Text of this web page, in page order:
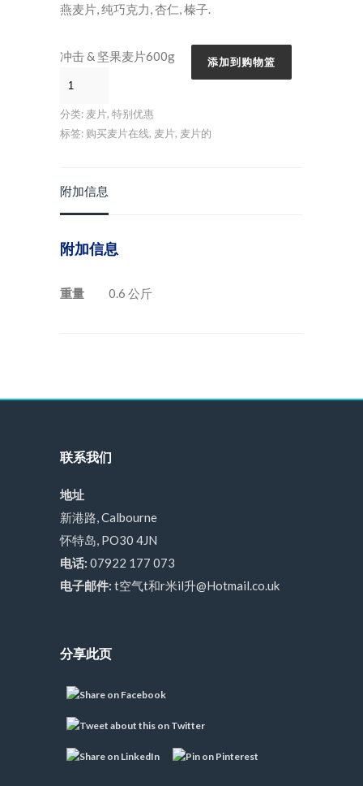
燕麦片, 纯巧克力, 杏仁, 榛子.
冲击 & 坚果麦片600g 添加到购物篮
分类: 麦片, 特别优惠
标签: 购买麦片在线, 麦片, 麦片的
附加信息
附加信息
重量 0.6 公斤
联系我们
地址
新港路, Calbourne
怀特岛, PO30 4JN
电话: 07922 177 073
电子邮件: t空气t和r米il升@Hotmail.co.uk
分享此页